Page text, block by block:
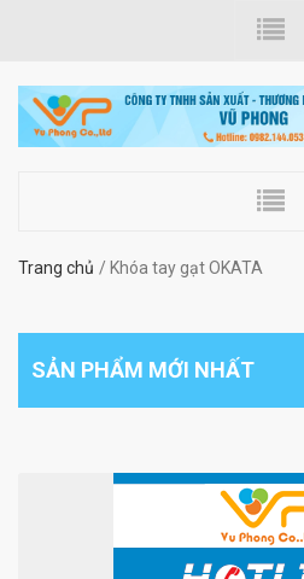
Trang chủ Khóa tay gạt OKATA
SẢN PHẨM MỚI NHẤT